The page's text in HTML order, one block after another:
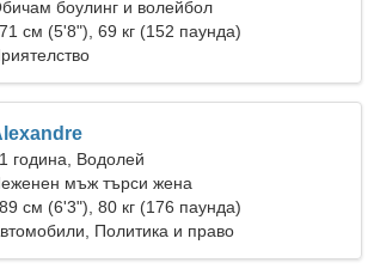
боулинг и волейбол
см (5'8"), 69 кг (152 паунда)
година, Водолей
мъж търси жена
см (6'3"), 80 кг (176 паунда)
Политика и право